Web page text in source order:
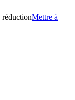
réductionMettre à